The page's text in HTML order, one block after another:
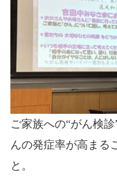
ご家族への“がん検
んの発症率が高まる
と。